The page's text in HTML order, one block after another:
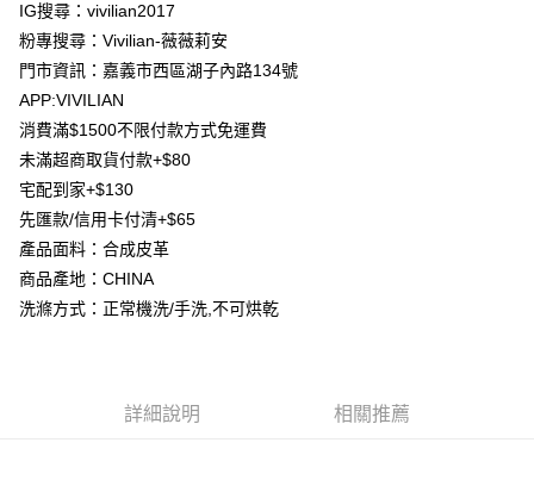
匯豐（台灣）商業銀行
聯邦商業銀行
元大商業銀行
永豐商業銀行
台新國際商業銀行
台灣樂天信用卡公司
街口支付
Google Pay
大哥付你分期
相關說明
【大哥付你分期使用說明】
1.本服務由台灣大哥大提供，台灣大哥大用戶可立即使用無須另外申請。
2.付款方式選擇「大哥付你分期」，訂單成立後會自動跳轉到大哥付的交易
流程，驗證手機門號後，選擇欲分期的期數、繳款截止日，確認付款後即完
成交易。
3.實際核准額度、可分期數及費用金額請依後續交易確認頁面所載為準。
4.訂單成立30分鐘內，如未前往確認交易或遇審核未通過，訂單將自動取
消。如遇「轉專審核」未通過狀況，表示未達大哥付你分期系統評分，恕無
2.透過簡訊連結打開帳單後，可選擇「超商條碼／台灣大直營門市／銀行轉
AFTEE先享後付
相關說明
【關於「AFTEE先享後付」】
便利好安心！
１．簡單：不需註冊會員、不需綁卡、不需儲值。
１．於結帳方式選擇「AFTEE先享後付」後，將跳轉至「AFTEE先享後付」
ATM付款
貨到付款
IG搜尋：vivilian2017
粉專搜尋：Vivilian-薇薇莉安
門市資訊：嘉義市西區湖子內路134號
APP:VIVILIAN
消費滿$1500不限付款方式免運費
未滿超商取貨付款+$80
宅配到家+$130
先匯款/信用卡付清+$65
產品面料：合成皮革
商品產地：CHINA
洗滌方式：正常機洗/手洗,不可烘乾
詳細說明 相關推薦